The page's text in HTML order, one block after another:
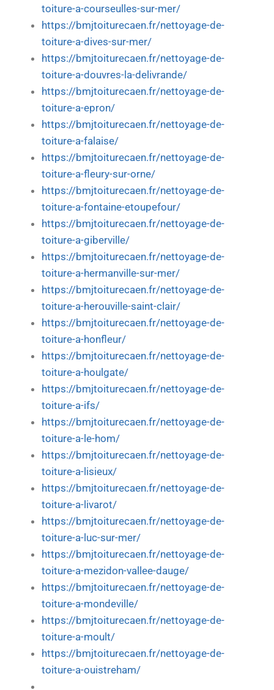
toiture-a-courseulles-sur-mer/
https://bmjtoiturecaen.fr/nettoyage-de-
toiture-a-dives-sur-mer/
https://bmjtoiturecaen.fr/nettoyage-de-
toiture-a-douvres-la-delivrande/
https://bmjtoiturecaen.fr/nettoyage-de-
toiture-a-epron/
https://bmjtoiturecaen.fr/nettoyage-de-
toiture-a-falaise/
https://bmjtoiturecaen.fr/nettoyage-de-
toiture-a-fleury-sur-orne/
https://bmjtoiturecaen.fr/nettoyage-de-
toiture-a-fontaine-etoupefour/
https://bmjtoiturecaen.fr/nettoyage-de-
toiture-a-giberville/
https://bmjtoiturecaen.fr/nettoyage-de-
toiture-a-hermanville-sur-mer/
https://bmjtoiturecaen.fr/nettoyage-de-
toiture-a-herouville-saint-clair/
https://bmjtoiturecaen.fr/nettoyage-de-
toiture-a-honfleur/
https://bmjtoiturecaen.fr/nettoyage-de-
toiture-a-houlgate/
https://bmjtoiturecaen.fr/nettoyage-de-
toiture-a-ifs/
https://bmjtoiturecaen.fr/nettoyage-de-
toiture-a-le-hom/
https://bmjtoiturecaen.fr/nettoyage-de-
toiture-a-lisieux/
https://bmjtoiturecaen.fr/nettoyage-de-
toiture-a-livarot/
https://bmjtoiturecaen.fr/nettoyage-de-
toiture-a-luc-sur-mer/
https://bmjtoiturecaen.fr/nettoyage-de-
toiture-a-mezidon-vallee-dauge/
https://bmjtoiturecaen.fr/nettoyage-de-
toiture-a-mondeville/
https://bmjtoiturecaen.fr/nettoyage-de-
toiture-a-moult/
https://bmjtoiturecaen.fr/nettoyage-de-
toiture-a-ouistreham/